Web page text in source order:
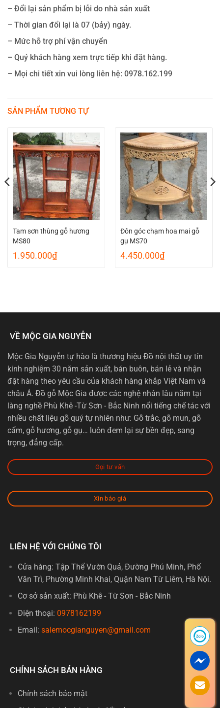
– Đổi lại sản phẩm bị lỗi do nhà sản xuất
– Thời gian đổi lại là 07 (bảy) ngày.
– Mức hỗ trợ phí vận chuyển
– Quý khách hàng xem trực tiếp khi đặt hàng.
– Mọi chi tiết xin vui lòng liên hệ: 0978.162.199
SẢN PHẨM TƯƠNG TỰ
Tam sơn thùng gỗ hương
MS80
1.950.000₫
Đôn góc chạm hoa mai gỗ
gụ MS70
4.450.000₫
VỀ MỘC GIA NGUYỄN
Mộc Gia Nguyễn tự hào là thương hiệu Đồ nội thất uy tín
kinh nghiệm 30 năm sản xuất, bán buôn, bán lẻ và nhận
đặt hàng theo yêu cầu của khách hàng khắp Việt Nam và
châu Á. Đồ gỗ Mộc Gia được các nghệ nhân lâu năm tại
làng nghề Phù Khê -Từ Sơn - Bắc Ninh nổi tiếng chế tác với
nhiều chất liệu gỗ quý tự nhiên như: Gỗ trắc, gỗ mun, gỗ
cẩm, gỗ hương, gỗ gụ… luôn đem lại sự bền đẹp, sang
trọng, đẳng cấp.
Gọi tư vấn
Xin báo giá
LIÊN HỆ VỚI CHÚNG TÔI
Cửa hàng: Tập Thể Vườn Quả, Đường Phú Minh, Phố
Văn Trì, Phường Minh Khai, Quận Nam Từ Liêm, Hà Nội.
Cơ sở sản xuất: Phù Khê - Từ Sơn - Bắc Ninh
Điện thoại: 0978162199
Email: salemocgianguyen@gmail.com
CHÍNH SÁCH BÁN HÀNG
Chính sách bảo mật